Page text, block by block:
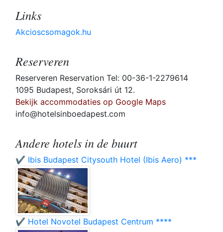
Links
Akcioscsomagok.hu
Reserveren
Reserveren Reservation Tel: 00-36-1-2279614
1095 Budapest, Soroksári út 12.
Bekijk accommodaties op Google Maps
info@hotelsinboedapest.com
Andere hotels in de buurt
✔️ Ibis Budapest Citysouth Hotel (Ibis Aero) ***
✔️ Hotel Novotel Budapest Centrum ****